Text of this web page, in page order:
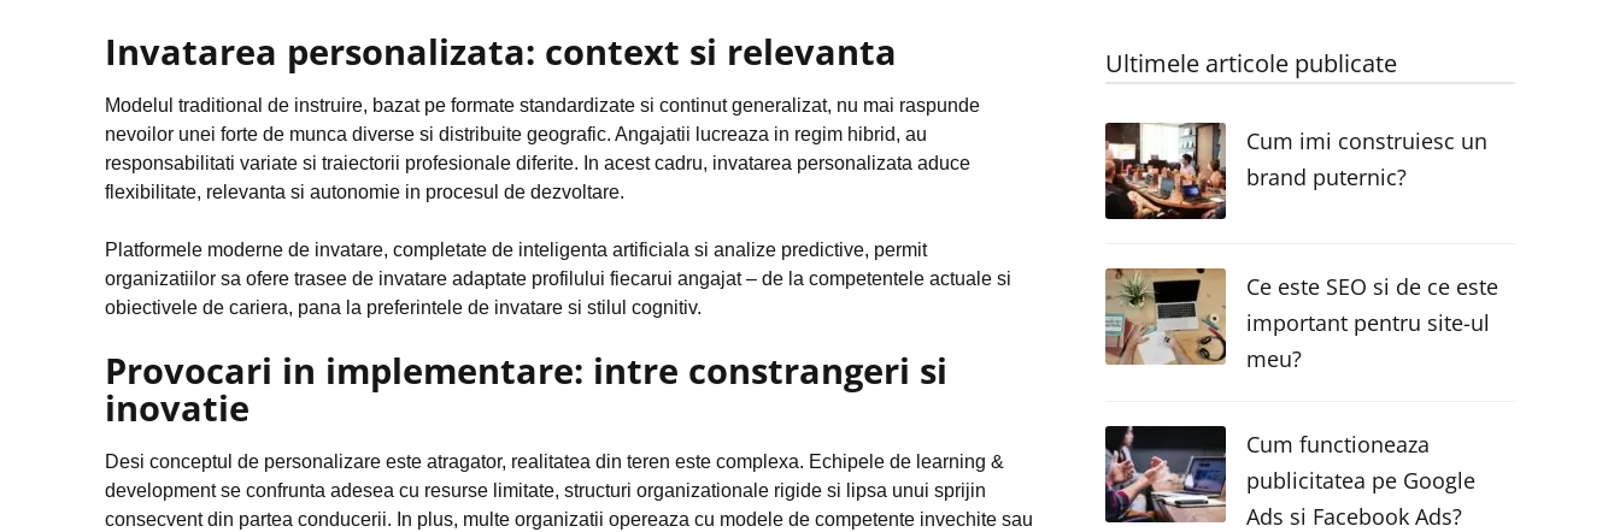
Invatarea personalizata: context si relevanta
Modelul traditional de instruire, bazat pe formate standardizate si continut generalizat, nu mai raspunde
nevoilor unei forte de munca diverse si distribuite geografic. Angajatii lucreaza in regim hibrid, au
responsabilitati variate si traiectorii profesionale diferite. In acest cadru, invatarea personalizata aduce
flexibilitate, relevanta si autonomie in procesul de dezvoltare.
Platformele moderne de invatare, completate de inteligenta artificiala si analize predictive, permit
organizatiilor sa ofere trasee de invatare adaptate profilului fiecarui angajat – de la competentele actuale si
obiectivele de cariera, pana la preferintele de invatare si stilul cognitiv.
Provocari in implementare: intre constrangeri si
inovatie
Desi conceptul de personalizare este atragator, realitatea din teren este complexa. Echipele de learning &
development se confrunta adesea cu resurse limitate, structuri organizationale rigide si lipsa unui sprijin
consecvent din partea conducerii. In plus, multe organizatii opereaza cu modele de competente invechite sau
Ultimele articole publicate
Cum imi construiesc un
brand puternic?
Ce este SEO si de ce este
important pentru site-ul
meu?
Cum functioneaza
publicitatea pe Google
Ads si Facebook Ads?